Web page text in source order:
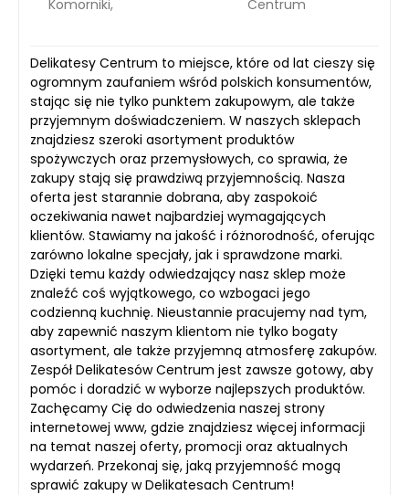
Komorniki,
Centrum
Delikatesy Centrum to miejsce, które od lat cieszy się
ogromnym zaufaniem wśród polskich konsumentów,
stając się nie tylko punktem zakupowym, ale także
przyjemnym doświadczeniem. W naszych sklepach
znajdziesz szeroki asortyment produktów
spożywczych oraz przemysłowych, co sprawia, że
zakupy stają się prawdziwą przyjemnością. Nasza
oferta jest starannie dobrana, aby zaspokoić
oczekiwania nawet najbardziej wymagających
klientów. Stawiamy na jakość i różnorodność, oferując
zarówno lokalne specjały, jak i sprawdzone marki.
Dzięki temu każdy odwiedzający nasz sklep może
znaleźć coś wyjątkowego, co wzbogaci jego
codzienną kuchnię. Nieustannie pracujemy nad tym,
aby zapewnić naszym klientom nie tylko bogaty
asortyment, ale także przyjemną atmosferę zakupów.
Zespół Delikatesów Centrum jest zawsze gotowy, aby
pomóc i doradzić w wyborze najlepszych produktów.
Zachęcamy Cię do odwiedzenia naszej strony
internetowej www, gdzie znajdziesz więcej informacji
na temat naszej oferty, promocji oraz aktualnych
wydarzeń. Przekonaj się, jaką przyjemność mogą
sprawić zakupy w Delikatesach Centrum!